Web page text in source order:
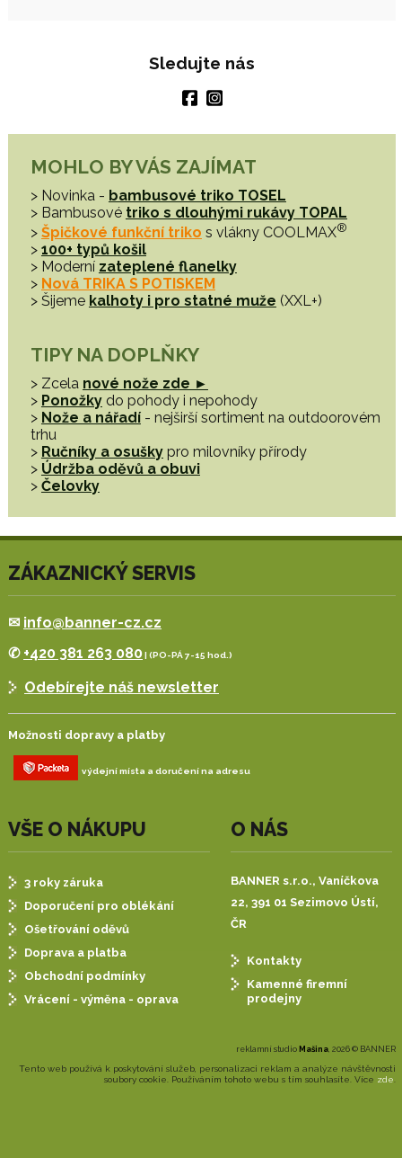
Sledujte nás
MOHLO BY VÁS ZAJÍMAT
> Novinka - bambusové triko TOSEL
> Bambusové triko s dlouhými rukávy TOPAL
> Špičkové funkční triko s vlákny COOLMAX®
> 100+ typů košil
> Moderní zateplené flanelky
> Nová TRIKA S POTISKEM
> Šijeme kalhoty i pro statné muže (XXL+)
TIPY NA DOPLŇKY
> Zcela nové nože zde ►
> Ponožkydo pohody i nepohody
> Nože a nářadí- nejširší sortiment na outdoorovém
trhu
> Ručníky a osušky pro milovníky přírody
> Údržba oděvů a obuvi
> Čelovky
ZÁKAZNICKÝ SERVIS
✉ info@banner-cz.cz
✆ +420 381 263 080| (PO-PÁ 7-15 hod.)
Odebírejte náš newsletter
Možnosti dopravy a platby
výdejní místa a doručení na adresu
VŠE O NÁKUPU
3 roky záruka
Doporučení pro oblékání
Ošetřování oděvů
Doprava a platba
Obchodní podmínky
Vrácení - výměna - oprava
O NÁS
BANNER s.r.o., Vaníčkova
22, 391 01 Sezimovo Ústí,
ČR
Kontakty
Kamenné firemní
prodejny
reklamní studio Mašina, 2026 © BANNER
Tento web používá k poskytování služeb, personalizaci reklam a analýze návštěvnosti
soubory cookie. Používáním tohoto webu s tím souhlasíte. Více zde